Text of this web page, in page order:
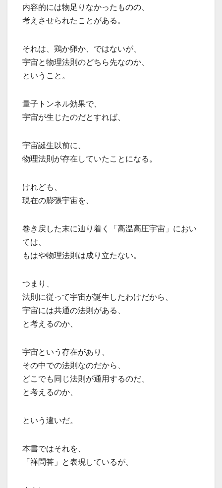
内容的には物足りなかったものの、
考えさせられたことがある。
それは、鶏か卵か、ではないが、
宇宙と物理法則のどちら先なのか、
ということ。
量子トンネル効果で、
宇宙が生じたのだとすれば、
宇宙誕生以前に、
物理法則が存在していたことになる。
けれども、
現在の膨張宇宙を、
巻き戻した末に辿り着く「高温高圧宇宙」におい
ては、
もはや物理法則は成り立たない。
つまり、
法則に従って宇宙が誕生したわけだから、
宇宙には共通の法則がある、
と考えるのか、
宇宙という存在があり、
その中での法則なのだから、
どこでも同じ法則が通用するのだ、
と考えるのか、
という違いだ。
本書ではそれを、
「禅問答」と表現しているが、